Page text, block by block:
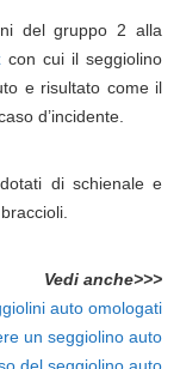
del gruppo 2 alla
con cui il seggiolino
e risultato come il
d’incidente.
di schienale e
Vedi anche>>>
auto omologati
un seggiolino auto